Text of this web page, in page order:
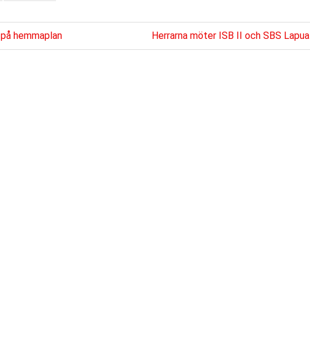
Kauhajoki-SC SaragozaQmax
ArenaNurmo24.11.201818:00SC
hemmaplan
Nästa
inlägg:
Herrarna möter ISB II och SBS Lapua